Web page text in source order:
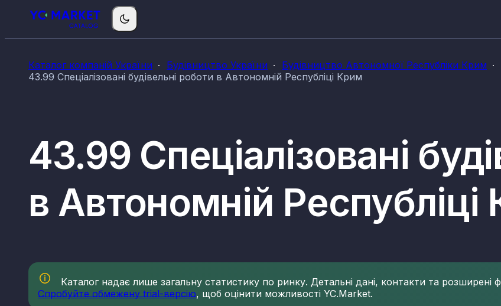
Каталог компаній України Будівництво України
Будівництво Автономної Республіки Крим
43.99 Спеціалізовані будівельні роботи в Автономній Республіці Крим
43.99 Спеціалізовані
в Автономній
Каталог надає лише загальну статистику по ринку. Детальні дані, контакти та розширені
Спробуйте обмежену trial-версію, щоб оцінити можливості YC.Market.